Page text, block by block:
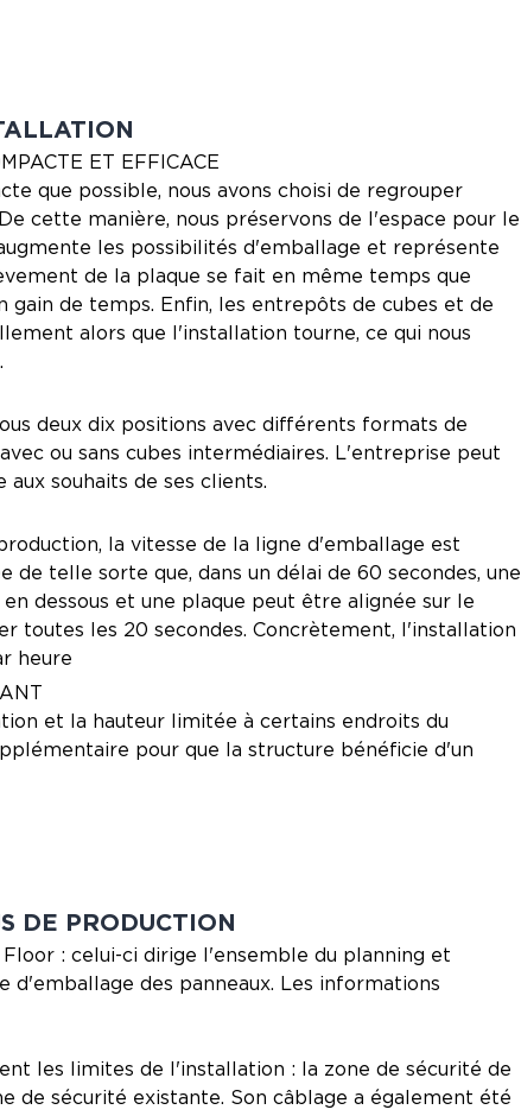
ET EFFICACE
que possible, nous avons choisi de regrouper
cette manière, nous préservons de l'espace pour le
les possibilités d'emballage et représente
de la plaque se fait en même temps que
gain de temps. Enfin, les entrepôts de cubes et de
alors que l'installation tourne, ce qui nous
deux dix positions avec différents formats de
ou sans cubes intermédiaires. L'entreprise peut
souhaits de ses clients.
la vitesse de la ligne d'emballage est
de telle sorte que, dans un délai de 60 secondes, une
dessous et une plaque peut être alignée sur le
toutes les 20 secondes. Concrètement, l'installation
heure
et la hauteur limitée à certains endroits du
pour que la structure bénéficie d'un
DE PRODUCTION
: celui-ci dirige l'ensemble du planning et
des panneaux. Les informations
les limites de l'installation : la zone de sécurité de
de sécurité existante. Son câblage a également été